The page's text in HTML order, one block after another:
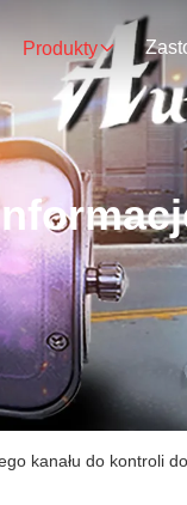
Produkty
kanału do kontroli